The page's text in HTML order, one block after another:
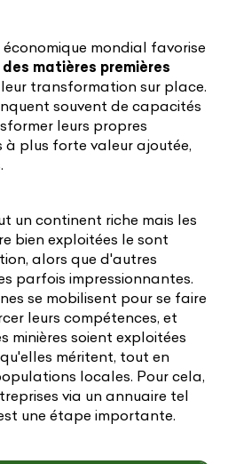
mondial favorise
matières premières
transformation sur place.
souvent de capacités
leurs propres
à plus forte valeur ajoutée,
un continent riche mais les
bien exploitées le sont
alors que d'autres
parfois impressionnantes.
se mobilisent pour se faire
leurs compétences, et
minières soient exploitées
méritent, tout en
locales. Pour cela,
via un annuaire tel
une étape importante.